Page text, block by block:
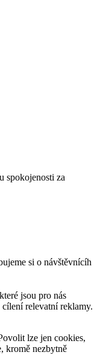
spokojenosti za
si o návštěvnícíh
jsou pro nás
relevatní reklamy.
lze jen cookies,
kromě nezbytně